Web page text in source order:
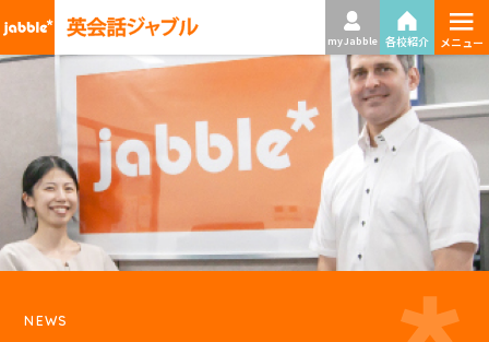
my Jabble 各校紹介 ≡
メニュー
NEWS